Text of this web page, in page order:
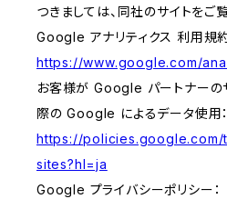
つきましては、同社のサイトをご
Google アナリティクス 利用規約
https://www.google.com/
お客様が Google パートナーの
際の Google によるデータ使用：
https://
sites?hl=ja
Google プライバシーポリシー：